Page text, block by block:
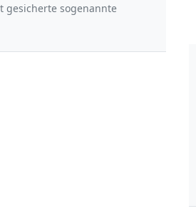
gesicherte sogenannte